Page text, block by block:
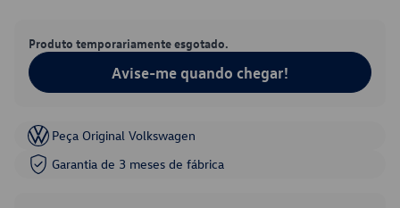
Produto temporariamente esgotado.
Avise-me quando chegar!
Peça Original Volkswagen
Garantia de 3 meses de fábrica